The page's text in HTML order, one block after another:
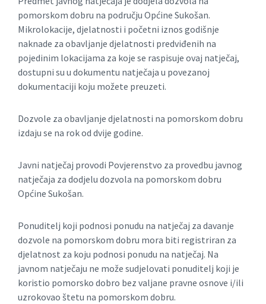
pomorskom dobru na području Općine Sukošan.
Mikrolokacije, djelatnosti i početni iznos godišnje
naknade za obavljanje djelatnosti predviđenih na
pojedinim lokacijama za koje se raspisuje ovaj natječaj,
dostupni su u dokumentu natječaja u povezanoj
dokumentaciji koju možete preuzeti.
Dozvole za obavljanje djelatnosti na pomorskom dobru
izdaju se na rok od dvije godine.
Javni natječaj provodi Povjerenstvo za provedbu javnog
natječaja za dodjelu dozvola na pomorskom dobru
Općine Sukošan.
Ponuditelj koji podnosi ponudu na natječaj za davanje
dozvole na pomorskom dobru mora biti registriran za
djelatnost za koju podnosi ponudu na natječaj. Na
javnom natječaju ne može sudjelovati ponuditelj koji je
koristio pomorsko dobro bez valjane pravne osnove i/ili
uzrokovao štetu na pomorskom dobru.